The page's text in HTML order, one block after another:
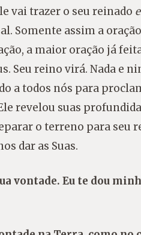
vai trazer o seu reinado
Somente assim a oração
a maior oração já
Seu reino virá. Nada e
a todos nós para
revelou suas
o terreno para seu
dar as Suas.
vontade. Eu te dou